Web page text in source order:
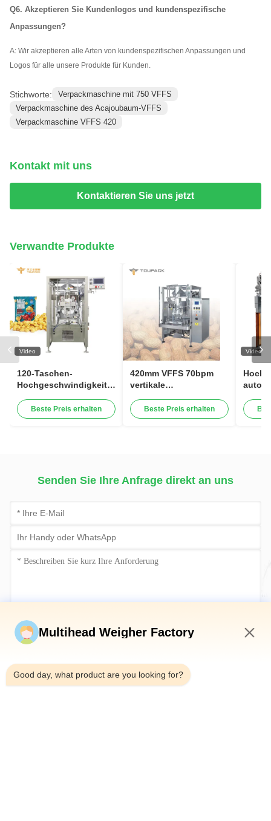
Q6. Akzeptieren Sie Kundenlogos und kundenspezifische
Anpassungen?
A: Wir akzeptieren alle Arten von kundenspezifischen Anpassungen und
Logos für alle unsere Produkte für Kunden.
Stichworte:
Verpackmaschine mit 750 VFFS
Verpackmaschine des Acajoubaum-VFFS
Verpackmaschine VFFS 420
Kontakt mit uns
Kontaktieren Sie uns jetzt
Verwandte Produkte
Video
120-Taschen-
Hochgeschwindigkeitsverpackungsmaschine
Beste Preis erhalten
420mm VFFS 70bpm
vertikale
für Erdnuss
Beste Preis erhalten
Video
für
Senden Sie Ihre Anfrage direkt an uns
Jetzt einreichen
Multihead Weigher Factory
Good day, what product are you looking for?